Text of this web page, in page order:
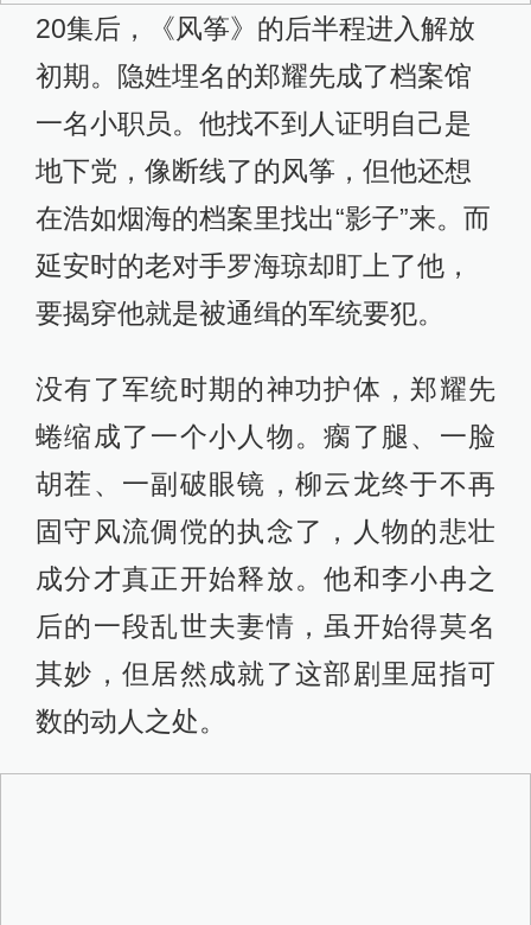
20集后，《风筝》的后半程进入解放
初期。隐姓埋名的郑耀先成了档案馆
一名小职员。他找不到人证明自己是
地下党，像断线了的风筝，但他还想
在浩如烟海的档案里找出“影子”来。而
延安时的老对手罗海琼却盯上了他，
要揭穿他就是被通缉的军统要犯。
没有了军统时期的神功护体，郑耀先
蜷缩成了一个小人物。瘸了腿、一脸
胡茬、一副破眼镜，柳云龙终于不再
固守风流倜傥的执念了，人物的悲壮
成分才真正开始释放。他和李小冉之
后的一段乱世夫妻情，虽开始得莫名
其妙，但居然成就了这部剧里屈指可
数的动人之处。